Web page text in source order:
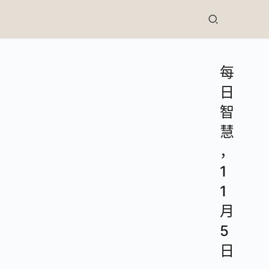
每
日
智
慧
，
1
1
月
5
日